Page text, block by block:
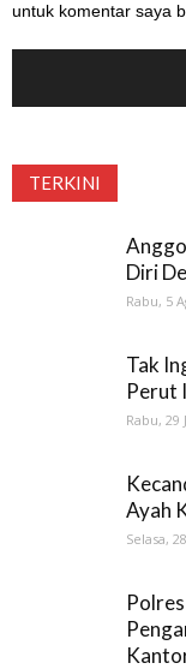
untuk komentar saya
TERKINI
Diri
Rabu, 5
Tak
Perut
Rabu, 29
Ayah
Selasa,